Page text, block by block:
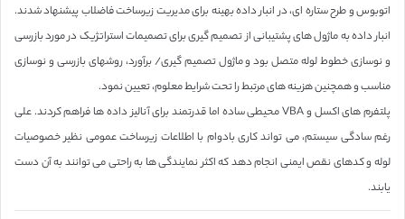
اتوبوس و طرح ستاره ای، در انبار داده بهینه برای مدیریت زیرساخت فاضلاب پیشنهاد شدند.
انبار داده به ماژول های پشتیبانی از تصمیم گیری برای تصمیمات استراتژیک در مورد بازرسی
و نوسازی خطوط لوله متصل بود و ماژول تصمیم گیری/ برآورد، روشهای بازرسی و نوسازی
مناسب و همچنین هزینه های مرتبط را تحت شرایط معلوم، تعیین نمود.
پلتفرم های اکسل و VBA محیطی ساده اما قدرتمند برای آنالیز داده ها فراهم کردند. علی
رغم سادگی سیستم، می تواند کاری بادوام با اطلاعات زیرساخت عمومی نظیر خصوصیات
لوله و کدهای نقص ایمنی انجام دهد که اکثر نمایندگی ها به راحتی می توانند به آن دست
یابند.